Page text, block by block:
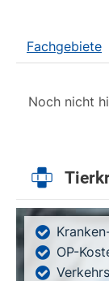
Fachgebiete
Noch nicht
OP-